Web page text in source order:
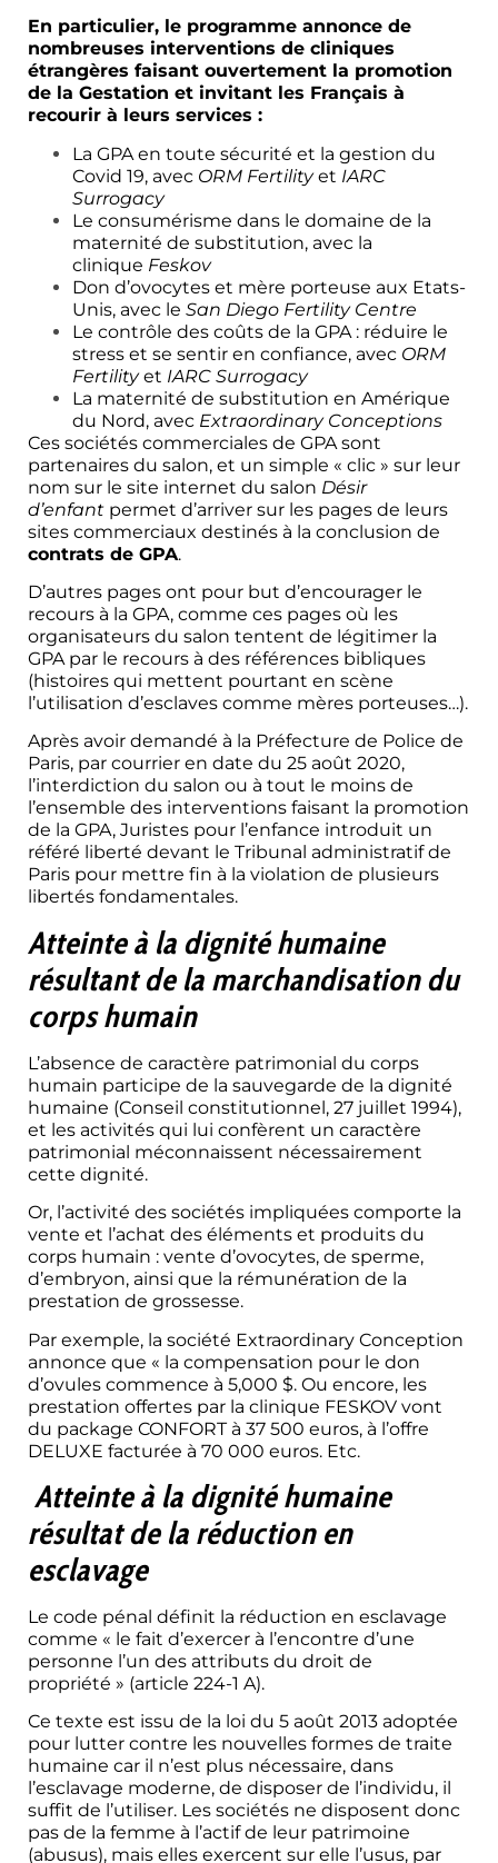
En particulier, le programme annonce de
nombreuses interventions de cliniques
étrangères faisant ouvertement la promotion
de la Gestation et invitant les Français à
recourir à leurs services :
La GPA en toute sécurité et la gestion du
Covid 19, avec ORM Fertilityet IARC
Surrogacy
Le consumérisme dans le domaine de la
maternité de substitution, avec la
clinique Feskov
Don d’ovocytes et mère porteuse aux Etats-
Unis, avec le San Diego Fertility Centre
Le contrôle des coûts de la GPA : réduire le
stress et se sentir en confiance, avec ORM
Fertilityet IARC Surrogacy
La maternité de substitution en Amérique
du Nord, avec Extraordinary Conceptions
Ces sociétés commerciales de GPA sont
partenaires du salon, et un simple « clic » sur leur
nom sur le site internet du salon Désir
d’enfant permet d’arriver sur les pages de leurs
sites commerciaux destinés à la conclusion de
contrats de GPA.
D’autres pages ont pour but d’encourager le
recours à la GPA, comme ces pages où les
organisateurs du salon tentent de légitimer la
GPA par le recours à des références bibliques
(histoires qui mettent pourtant en scène
l’utilisation d’esclaves comme mères porteuses…).
Après avoir demandé à la Préfecture de Police de
Paris, par courrier en date du 25 août 2020,
l’interdiction du salon ou à tout le moins de
l’ensemble des interventions faisant la promotion
de la GPA, Juristes pour l’enfance introduit un
référé liberté devant le Tribunal administratif de
Paris pour mettre fin à la violation de plusieurs
libertés fondamentales.
Atteinte à la dignité humaine
résultant de la marchandisation du
corps humain
L’absence de caractère patrimonial du corps
humain participe de la sauvegarde de la dignité
humaine (Conseil constitutionnel, 27 juillet 1994),
et les activités qui lui confèrent un caractère
patrimonial méconnaissent nécessairement
cette dignité.
Or, l’activité des sociétés impliquées comporte la
vente et l’achat des éléments et produits du
corps humain : vente d’ovocytes, de sperme,
d’embryon, ainsi que la rémunération de la
prestation de grossesse.
Par exemple, la société Extraordinary Conception
annonce que « la compensation pour le don
d’ovules commence à 5,000 $. Ou encore, les
prestation offertes par la clinique FESKOV vont
du package CONFORT à 37 500 euros, à l’offre
DELUXE facturée à 70 000 euros. Etc.
Atteinte à la dignité humaine
résultat de la réduction en
esclavage
Le code pénal définit la réduction en esclavage
comme « le fait d’exercer à l’encontre d’une
personne l’un des attributs du droit de
propriété » (article 224-1 A).
Ce texte est issu de la loi du 5 août 2013 adoptée
pour lutter contre les nouvelles formes de traite
humaine car il n’est plus nécessaire, dans
l’esclavage moderne, de disposer de l’individu, il
suffit de l’utiliser. Les sociétés ne disposent donc
pas de la femme à l’actif de leur patrimoine
(abusus), mais elles exercent sur elle l’usus, par